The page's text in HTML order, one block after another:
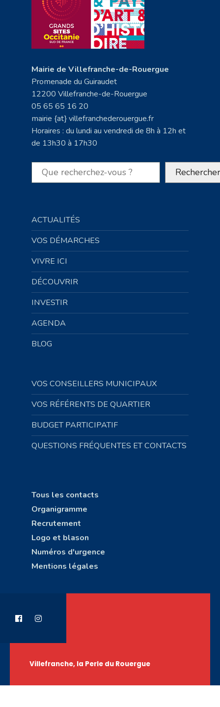
Mairie de Villefranche-de-Rouergue
Promenade du Guiraudet
12200 Villefranche-de-Rouergue
05 65 65 16 20
mairie {at} villefranchederouergue.fr
Horaires : du lundi au vendredi de 8h à 12h et
de 13h30 à 17h30
Rechercher Rechercher
ACTUALITÉS
VOS DÉMARCHES
VIVRE ICI
DÉCOUVRIR
INVESTIR
AGENDA
BLOG
VOS CONSEILLERS MUNICIPAUX
VOS RÉFÉRENTS DE QUARTIER
BUDGET PARTICIPATIF
QUESTIONS FRÉQUENTES ET CONTACTS
Tous les contacts
Organigramme
Recrutement
Logo et blason
Numéros d'urgence
Mentions légales
Villefranche, la Perle du Rouergue